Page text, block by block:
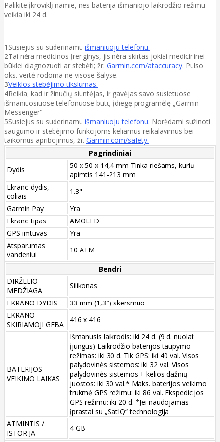
Palikite įkroviklį namie, nes baterija išmaniojo laikrodžio režimu
veikia iki 24 d.
1Susiejus su suderinamu išmaniuoju telefonu.
2Tai nėra medicinos įrenginys, jis nėra skirtas jokiai medicininei
būklei diagnozuoti ar stebėti; žr. Garmin.com/ataccuracy. Pulso
oks. vertė rodoma ne visose šalyse.
3Veiklos stebėjimo tikslumas.
4Reikia, kad ir žinučių siuntėjas, ir gavėjas savo susietuose
išmaniuosiuose telefonuose būtų įdiegę programėlę „Garmin
Messenger“
5Susiejus su suderinamu išmaniuoju telefonu. Norėdami sužinoti
saugumo ir stebėjimo funkcijoms keliamus reikalavimus bei
taikomus apribojimus, žr. Garmin.com/safety.
Pagrindiniai
Dydis
50 x 50 x 14,4 mm Tinka riešams, kurių
apimtis 141-213 mm
Ekrano dydis,
coliais
1.3"
Garmin Pay
Yra
Ekrano tipas
AMOLED
GPS imtuvas
Yra
Atsparumas
vandeniui
10 ATM
Bendri
DIRŽELIO
MEDŽIAGA
Silikonas
EKRANO DYDIS
33 mm (1,3″) skersmuo
EKRANO
SKIRIAMOJI GEBA
416 x 416
BATERIJOS
VEIKIMO LAIKAS
Išmanusis laikrodis: iki 24 d. (9 d. nuolat
įjungus) Laikrodžio baterijos taupymo
režimas: iki 30 d. Tik GPS: iki 40 val. Visos
palydovinės sistemos: iki 32 val. Visos
palydovinės sistemos + kelios dažnių
juostos: iki 30 val.* Maks. baterijos veikimo
trukmė GPS režimu: iki 86 val. Ekspedicijos
GPS režimu: iki 20 d. *Jei naudojamas
įprastai su „SatIQ“ technologija
ATMINTIS /
ISTORIJA
4 GB